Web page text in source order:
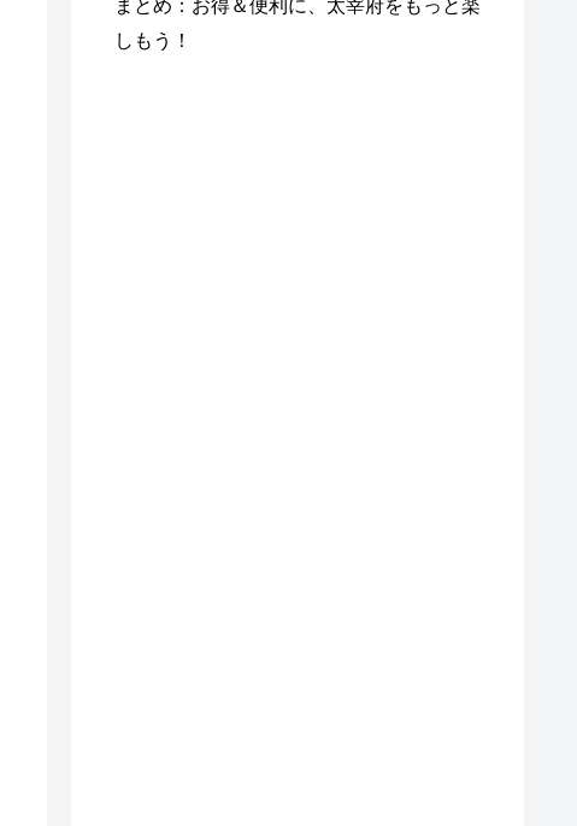
まとめ：お得＆便利に、太宰府をもっと楽
しもう！